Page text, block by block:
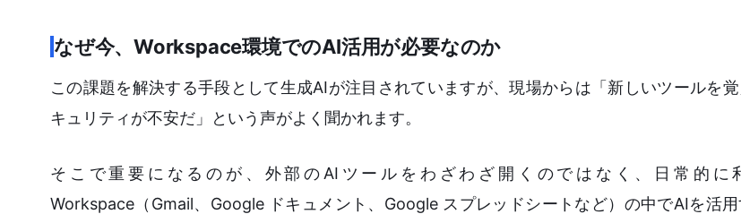
なぜ今、Workspace環境でのAI活用が必要なのか
この課題を解決する手段として生成AIが注目されていますが、現場からは「新しいツールを
キュリティが不安だ」という声がよく聞かれます。
そこで重要になるのが、外部のAIツールをわざわざ開くのではなく、日常的に
Workspace（Gmail、Google ドキュメント、Google スプレッドシートなど）の中でAIを活